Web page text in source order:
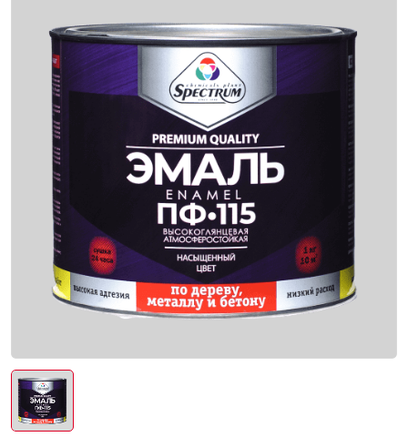
Изоляционные материалы
Кровельные материалы
Ещё 2
Интерьер и отделка
Лакокрасочные материалы
Герметики
Клеи, жидкие гвозди
Обои